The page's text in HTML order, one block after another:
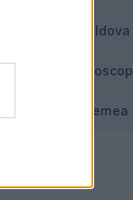
Moldova
Horoscop
Vremea